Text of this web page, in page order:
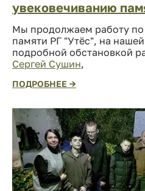
увековечиванию
Мы продолжаем работу по
памяти РГ "Утёс", на нашей
подробной обстановкой
Сергей Сушин,
ПОДРОБНЕЕ →